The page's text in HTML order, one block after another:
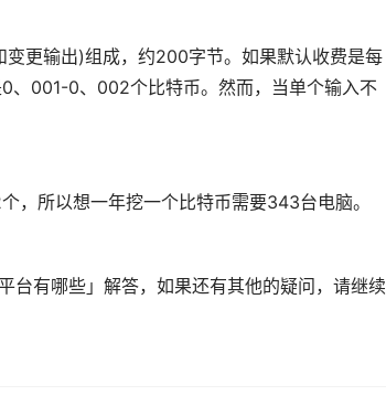
更输出)组成，约200字节。如果默认收费是每
、001-0、002个比特币。然而，当单个输入不
所以想一年挖一个比特币需要343台电脑。
台有哪些」解答，如果还有其他的疑问，请继续